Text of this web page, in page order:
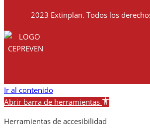
2023 Extinplan. Todos los
Ir al contenido
Abrir barra de herramientas
Herramientas de accesibilidad